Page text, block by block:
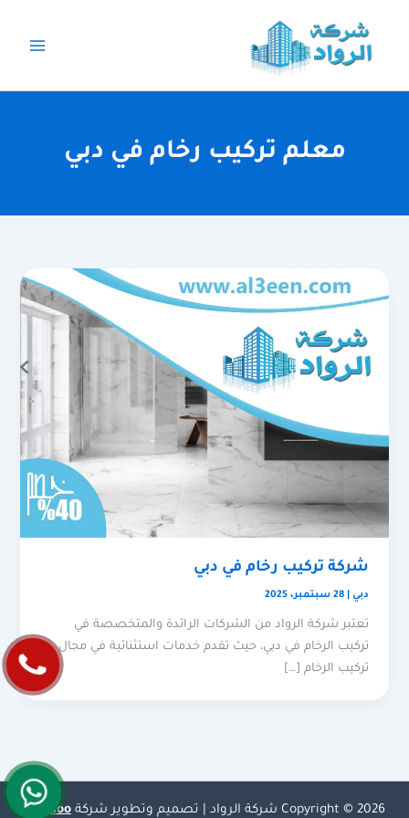
المحتوى
معلم تركيب رخام في دبي
شركة تركيب رخام في دبي
دبي |28 سبتمبر، 2025
تعتبر شركة الرواد من الشركات الرائدة والمتخصصة في
تركيب الرخام في دبي، حيث تقدم خدمات استثنائية في مجال
تركيب الرخام […]
Copyright © 2026 شركة الرواد | تصميم وتطوير شركة Olymoo